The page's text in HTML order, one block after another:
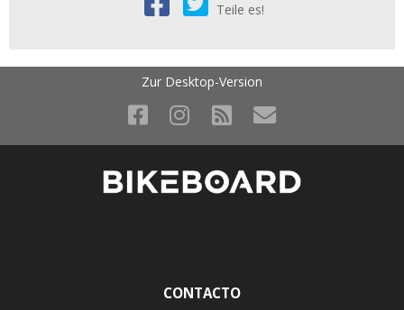
Teile es!
Zur Desktop-Version
CONTACTO